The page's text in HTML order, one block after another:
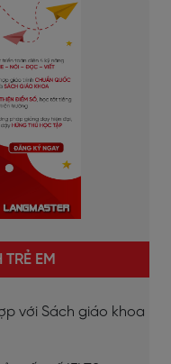
EM
với Sách giáo khoa